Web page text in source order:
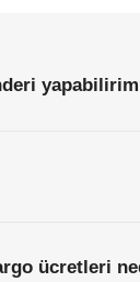
ücretleri